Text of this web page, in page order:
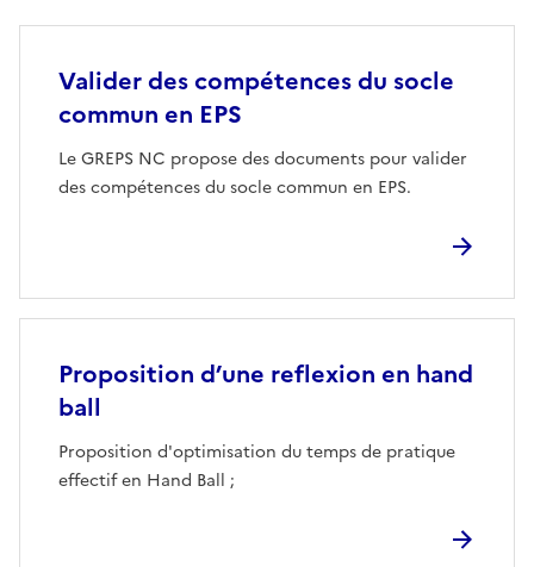
Valider des compétences du socle
commun en EPS
Le GREPS NC propose des documents pour valider
des compétences du socle commun en EPS.
Proposition d’une reflexion en hand
ball
Proposition d'optimisation du temps de pratique
effectif en Hand Ball ;